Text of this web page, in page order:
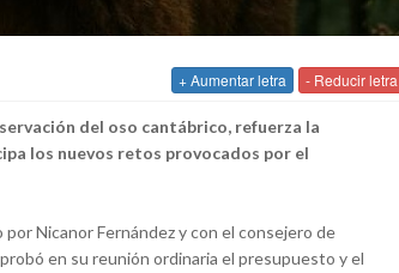
+ Aumentar letra - Reducir letra
del oso cantábrico, refuerza la
los nuevos retos provocados por el
Nicanor Fernández y con el consejero de
en su reunión ordinaria el presupuesto y el